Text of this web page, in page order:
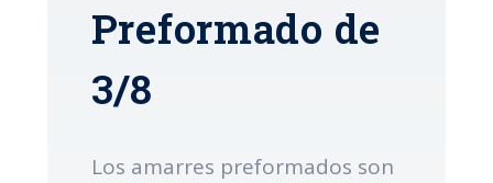
Preformado de
3/8
Los amarres preformados son